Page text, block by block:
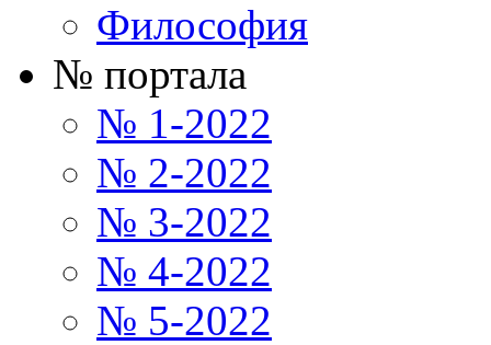
Философия
№ портала
№ 1-2022
№ 2-2022
№ 3-2022
№ 4-2022
№ 5-2022